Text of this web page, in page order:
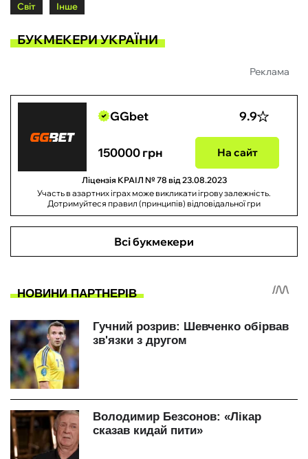
Світ Інше
БУКМЕКЕРИ УКРАЇНИ
Реклама
GGbet 9.9
150000 грн На сайт
Ліцензія КРАІЛ № 78 від 23.08.2023
Участь в азартних іграх може викликати ігрову залежність.
Дотримуйтеся правил (принципів) відповідальної гри
Всі букмекери